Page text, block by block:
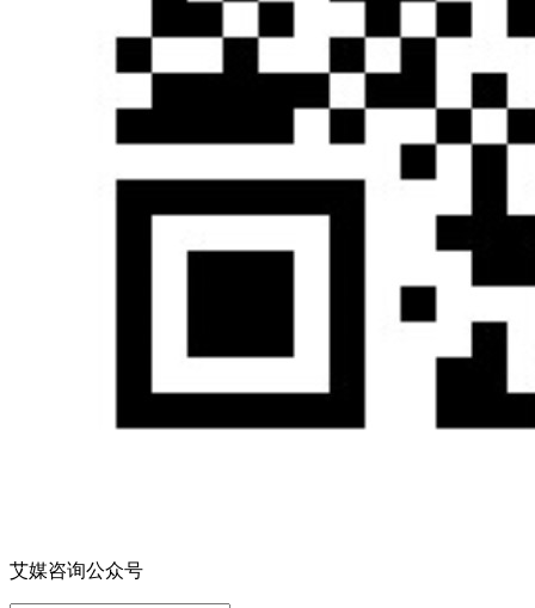
艾媒咨询公众号